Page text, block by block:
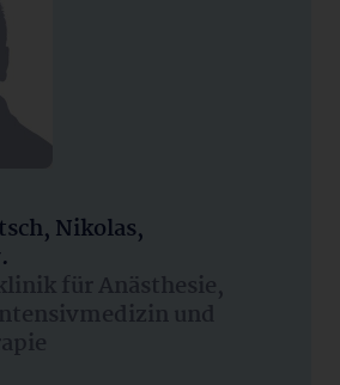
Nikolas,
für Anästhesie,
und